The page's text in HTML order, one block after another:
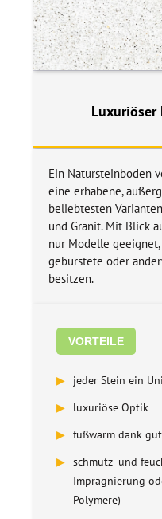
Luxuriöser
Ein Natursteinboden
eine erhabene,
beliebtesten
und Granit. Mit Blick
nur Modelle
gebürstete oder
besitzen.
VORTEILE
▶
jeder Stein ein
▶
luxuriöse Optik
▶ fußwarm dank
▶ schmutz- und
Imprägnierung
Polymere)